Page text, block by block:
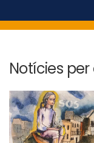
Notícies